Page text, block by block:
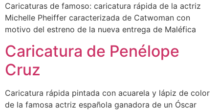
Caricaturas de famoso: caricatura rápida de la actriz
Michelle Pheiffer caracterizada de Catwoman con
motivo del estreno de la nueva entrega de Maléfica
Caricatura de Penélope
Cruz
Caricatura rápida pintada con acuarela y lápiz de color
de la famosa actriz española ganadora de un Óscar